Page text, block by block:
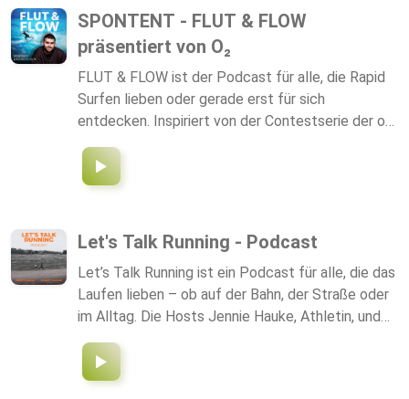
die Basis sind unsere redaktionell recherchierten
Inhalte aus unserem Newsletter. Jetzt
abonnieren: [https://www.businessclassost.ch]
(https://www.businessclassost.ch/) Bei Fragen
oder Feedback schreiben Sie uns an
redaktion@businessclassost.ch
SPONTENT - FLUT & FLOW
präsentiert von O₂
FLUT & FLOW ist der Podcast für alle, die Rapid
Surfen lieben oder gerade erst für sich
entdecken. Inspiriert von der Contestserie der o2
SURF MASTERS begleitet euch Felix Hammes
durch die spannendsten Events der Saison – mit
jeweils einer Folge vor und nach jedem
wissen müsst: von den jeweiligen Locations und
ihren Besonderheiten über die teilnehmenden
Surferinnen und Surfer bis hin zu den wichtigsten
Leistungen und Ergebnissen auf der Welle. Dabei
bleibt FLUT & FLOW immer locker, humorvoll und
entspannt – perfekt für unterwegs, auf dem Weg
zum Spot oder um sich optimal auf das nächste
Event einzustimmen. Und das Beste: FLUT &
Let's Talk Running - Podcast
Let’s Talk Running ist ein Podcast für alle, die das
Laufen lieben – ob auf der Bahn, der Straße oder
im Alltag. Die Hosts Jennie Hauke, Athletin, und
Philipp Kadow, Elite Athleten Koordinator bei SCC
Events / Berlin Marathon, repräsentieren
verschiedene Bereiche von der Leidenschaft des